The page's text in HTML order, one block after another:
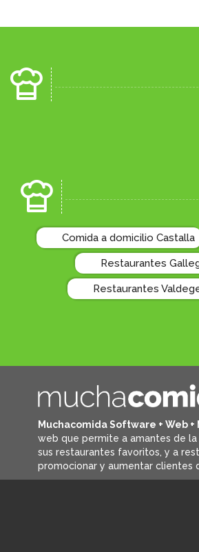
Comida a domicilio Castalla
Restaurantes
Restaurantes
Muchacomida Software + Web
web que permite a amantes de
sus restaurantes favoritos, ya
promocionar y aumentar clientes